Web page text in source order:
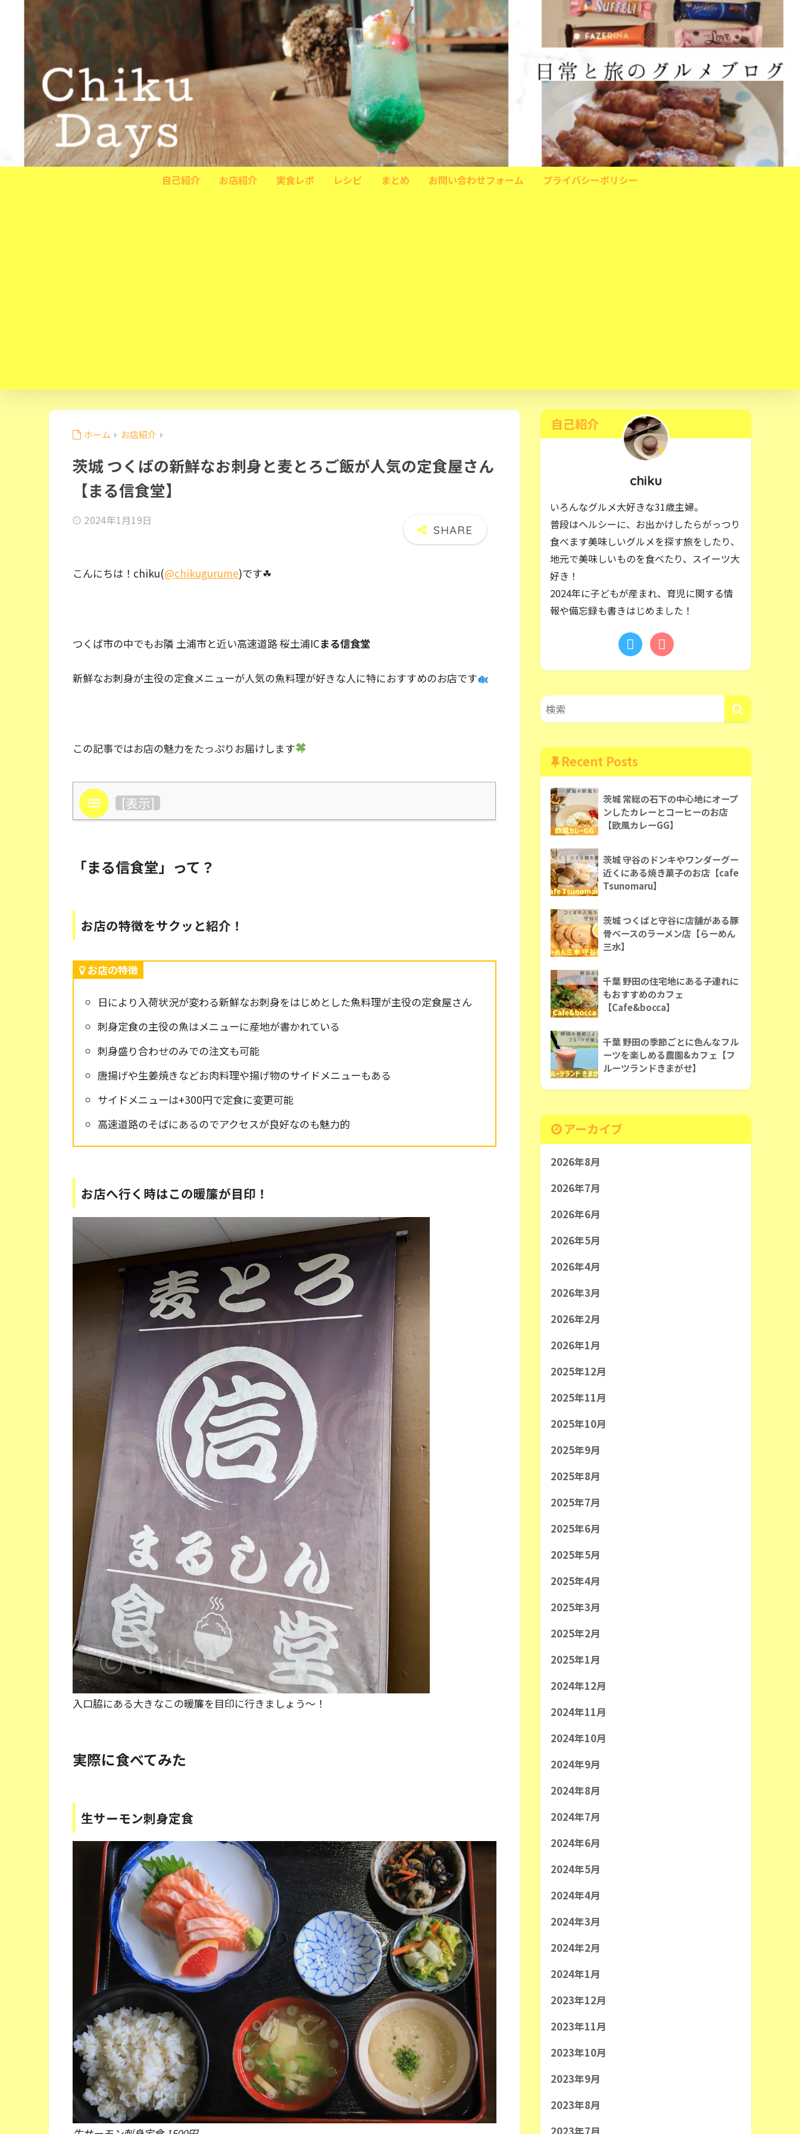
自己紹介 お店紹介 実食レポ レシピ まとめ お問い合わせフォーム プライバシーポリシー
ホーム お店紹介
茨城 つくばの新鮮なお刺身と麦とろご飯が人気の定食屋さん
【まる信食堂】
2024年1月19日
こんにちは！chiku(@chikugurume)です☘
つくば市の中でもお隣 土浦市と近い高速道路 桜土浦ICまる信食堂
新鮮なお刺身が主役の定食メニューが人気の魚料理が好きな人に特におすすめのお店です
この記事ではお店の魅力をたっぷりお届けします
目次 [表示]
「まる信食堂」って？
お店の特徴をサクッと紹介！
お店の特徴
日により入荷状況が変わる新鮮なお刺身をはじめとした魚料理が主役の定食屋さん
刺身定食の主役の魚はメニューに産地が書かれている
刺身盛り合わせのみでの注文も可能
唐揚げや生姜焼きなどお肉料理や揚げ物のサイドメニューもある
サイドメニューは+300円で定食に変更可能
高速道路のそばにあるのでアクセスが良好なのも魅力的
お店へ行く時はこの暖簾が目印！
入口脇にある大きなこの暖簾を目印に行きましょう～！
実際に食べてみた
生サーモン刺身定食
自己紹介
chiku
いろんなグルメ大好きな31歳主婦。
普段はヘルシーに、お出かけしたらがっつり
食べます美味しいグルメを探す旅をしたり、
地元で美味しいものを食べたり、スイーツ大
好き！
2024年に子どもが産まれ、育児に関する情
報や備忘録も書きはじめました！
Recent Posts
茨城 常総の石下の中心地にオープ
ンしたカレーとコーヒーのお店
【欧風カレーGG】
茨城 守谷のドンキやワンダーグー
近くにある焼き菓子のお店【cafe
Tsunomaru】
茨城 つくばと守谷に店舗がある豚
骨ベースのラーメン店【らーめん
三水】
千葉 野田の住宅地にある子連れに
もおすすめのカフェ
【Cafe&bocca】
千葉 野田の季節ごとに色んなフル
ーツを楽しめる農園&カフェ【フ
ルーツランドきまがせ】
アーカイブ
2026年8月
2026年7月
2026年6月
2026年5月
2026年4月
2026年3月
2026年2月
2026年1月
2025年12月
2025年11月
2025年10月
2025年9月
2025年8月
2025年7月
2025年6月
2025年5月
2025年4月
2025年3月
2025年2月
2025年1月
2024年12月
2024年11月
2024年10月
2024年9月
2024年8月
2024年7月
2024年6月
2024年5月
2024年4月
2024年3月
2024年2月
2024年1月
2023年12月
2023年11月
2023年10月
2023年9月
2023年8月
2023年7月